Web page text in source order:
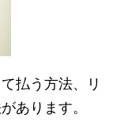
払う方法、リ
あります。